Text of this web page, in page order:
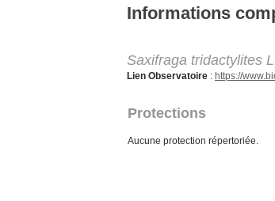
Informations
Saxifraga tridactylites
Lien Observatoire : https://
Protections
Aucune protection répertoriée.